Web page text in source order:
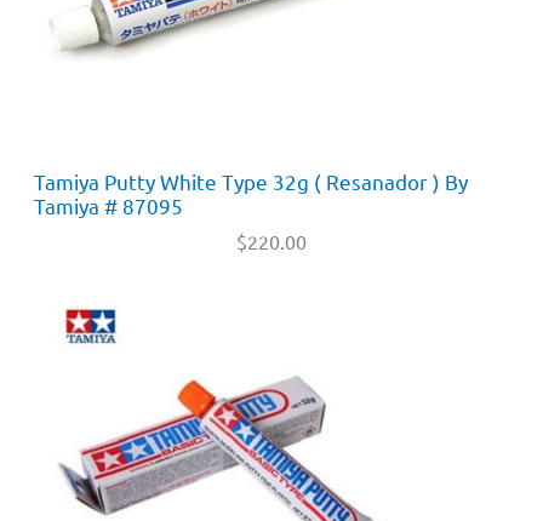
Tamiya Putty White Type 32g ( Resanador ) By
Tamiya # 87095
$220.00